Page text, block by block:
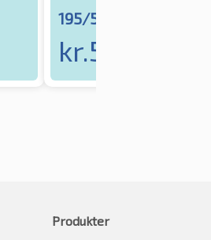
195/55R20 95H
kr.539.31
Produkter